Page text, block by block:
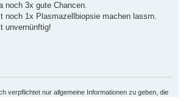
noch 3x gute Chancen.
noch 1x Plasmazellbiopsie machen lassrn.
unvernünftig!
verpflichtet nur allgemeine Informationen zu geben, die